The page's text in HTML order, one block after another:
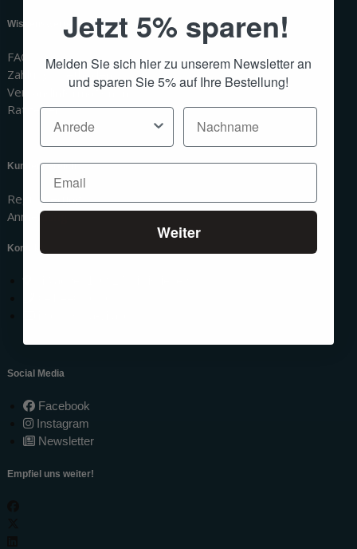
Wissenswertes
FAQ
Zahlungsmethoden
Versandinformationen
Ratgeber
Kundenbereich
Registrierung
Anmeldung
Kontakt
Social Media
Facebook
Instagram
Newsletter
Empfiel uns weiter!
Jetzt 5% sparen!
Melden Sie sich hier zu unserem Newsletter an
und sparen Sie 5% auf Ihre Bestellung!
Weiter